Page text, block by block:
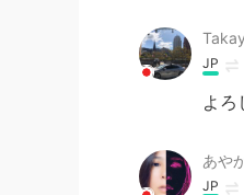
JP
よ
あや
JP